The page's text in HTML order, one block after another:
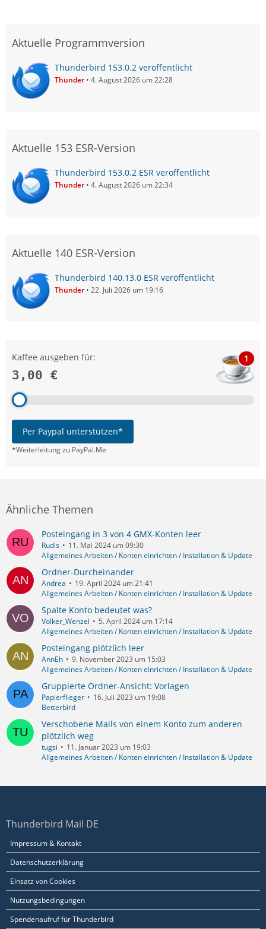
Aktuelle Programmversion
Thunderbird 153.0.2 veröffentlicht
Thunder 4. August 2026 um 22:28
Aktuelle 153 ESR-Version
Thunderbird 153.0.2 ESR veröffentlicht
Thunder 4. August 2026 um 22:34
Aktuelle 140 ESR-Version
Thunderbird 140.13.0 ESR veröffentlicht
Thunder 22. Juli 2026 um 19:16
Kaffee ausgeben für:
3,00 €
1
Per Paypal unterstützen*
*Weiterleitung zu PayPal.Me
Ähnliche Themen
Posteingang in 3 von 4 GMX-Konten leer
Rudis
11. Mai 2024 um 09:30
Allgemeines Arbeiten / Konten einrichten / Installation & Update
Ordner-Durcheinander
Andrea
19. April 2024 um 21:41
Allgemeines Arbeiten / Konten einrichten / Installation & Update
Spalte Konto bedeutet was?
Volker_Wenzel
5. April 2024 um 17:14
Allgemeines Arbeiten / Konten einrichten / Installation & Update
Posteingang plötzlich leer
AnnEh
9. November 2023 um 15:03
Allgemeines Arbeiten / Konten einrichten / Installation & Update
Gruppierte Ordner-Ansicht: Vorlagen
Papierflieger
16. Juli 2023 um 19:08
Betterbird
Verschobene Mails von einem Konto zum anderen
plötzlich weg
tugsi
11. Januar 2023 um 19:03
Allgemeines Arbeiten / Konten einrichten / Installation & Update
Thunderbird Mail DE
Impressum & Kontakt
Datenschutzerklärung
Einsatz von Cookies
Nutzungsbedingungen
Spendenaufruf für Thunderbird